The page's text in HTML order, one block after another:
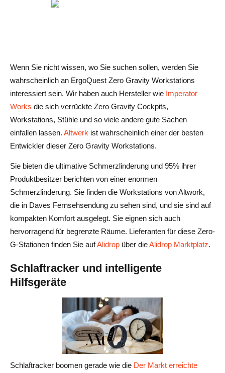
Wenn Sie nicht wissen, wo Sie suchen sollen, werden Sie
wahrscheinlich an ErgoQuest Zero Gravity Workstations
interessiert sein. Wir haben auch Hersteller wie Imperator
Works die sich verrückte Zero Gravity Cockpits,
Workstations, Stühle und so viele andere gute Sachen
einfallen lassen. Altwerk ist wahrscheinlich einer der besten
Entwickler dieser Zero Gravity Workstations.
Sie bieten die ultimative Schmerzlinderung und 95% ihrer
Produktbesitzer berichten von einer enormen
Schmerzlinderung. Sie finden die Workstations von Altwork,
die in Daves Fernsehsendung zu sehen sind, und sie sind auf
kompakten Komfort ausgelegt. Sie eignen sich auch
hervorragend für begrenzte Räume. Lieferanten für diese Zero-
G-Stationen finden Sie aufAlidrop über dieAlidrop Marktplatz.
Schlaftracker und intelligente
Hilfsgeräte
Schlaftracker boomen gerade wie die Der Markt erreichte